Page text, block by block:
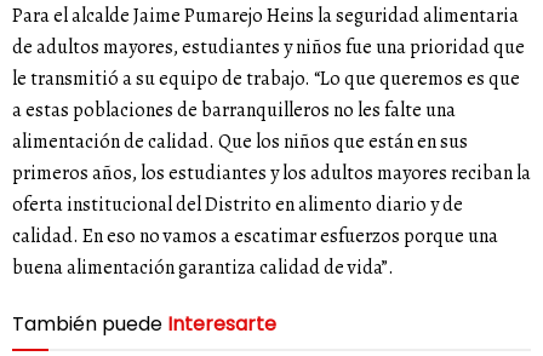
Para el alcalde Jaime Pumarejo Heins la seguridad alimentaria
de adultos mayores, estudiantes y niños fue una prioridad que
le transmitió a su equipo de trabajo. “Lo que queremos es que
a estas poblaciones de barranquilleros no les falte una
alimentación de calidad. Que los niños que están en sus
primeros años, los estudiantes y los adultos mayores reciban la
oferta institucional del Distrito en alimento diario y de
calidad. En eso no vamos a escatimar esfuerzos porque una
buena alimentación garantiza calidad de vida”.
También puede Interesarte